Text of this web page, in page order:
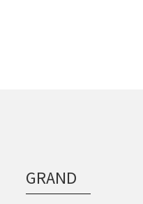
GRAND